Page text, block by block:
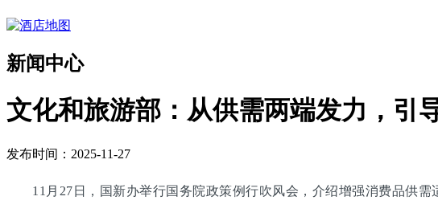
新闻中心
文化和旅游部：从供需两端发力，引
发布时间：2025-11-27
11月27日，国新办举行国务院政策例行吹风会，介绍增强消费品供需